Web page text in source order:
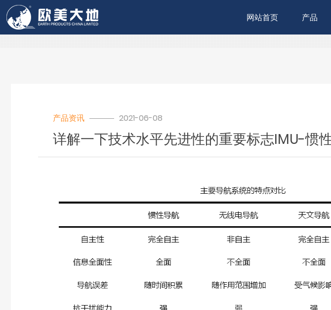
欧美大地 网站首页 产品
产品资讯 2021-06-08
详解一下技术水平先进性的重要标志IMU-惯